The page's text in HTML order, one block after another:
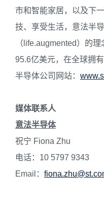
市和智能家居，以及下
技、享受生活，意法半
（life.augmented）的
95.6亿美元，在全球拥
半导体公司网站：
媒体联系人
意法半导体
祝宁 Fiona Zhu
电话：10 5797 9343
Email：